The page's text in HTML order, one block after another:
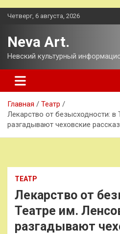
Перейти
Четверг, 6 августа, 2026
Neva Art.
Невский культурный
Главная
Театр
Лекарство от безысходности: в
разгадывают чеховские
ТЕАТР
Лекарство от
Театре им.
разгадывают